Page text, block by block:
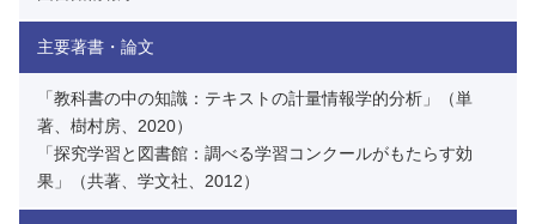
主要著書・論文
「教科書の中の知識：テキストの計量情報学的分析」（単
著、樹村房、2020）
「探究学習と図書館：調べる学習コンクールがもたらす効
果」（共著、学文社、2012）